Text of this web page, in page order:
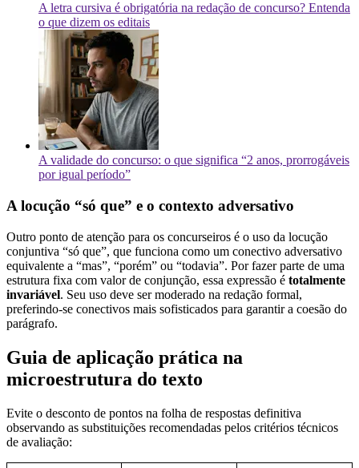
A letra cursiva é obrigatória na redação de concurso? Entenda
o que dizem os editais
A validade do concurso: o que significa “2 anos, prorrogáveis
por igual período”
A locução “só que” e o contexto adversativo
Outro ponto de atenção para os concurseiros é o uso da locução
conjuntiva “só que”, que funciona como um conectivo adversativo
equivalente a “mas”, “porém” ou “todavia”. Por fazer parte de uma
estrutura fixa com valor de conjunção, essa expressão é totalmente
invariável. Seu uso deve ser moderado na redação formal,
preferindo-se conectivos mais sofisticados para garantir a coesão do
parágrafo.
Guia de aplicação prática na
microestrutura do texto
Evite o desconto de pontos na folha de respostas definitiva
observando as substituições recomendadas pelos critérios técnicos
de avaliação: